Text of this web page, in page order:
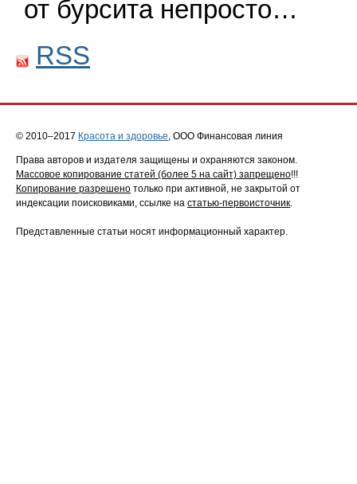
от бурсита непросто…
RSS
© 2010–2017 Красота и здоровье , ООО Финансовая линия
Права авторов и издателя защищены и охраняются законом.
Массовое копирование статей (более 5 на сайт) запрещено!!!
Копирование разрешено только при активной, не закрытой от
индексации поисковиками, ссылке на статью-первоисточник
Представленные статьи носят информационный характер.